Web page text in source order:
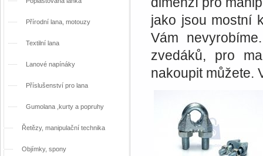
jako jsou mostní
Vám
zvedáků, pro
nakoupit můžete.
Přírodní lana, motouzy
Textilní lana
Lanové napínáky
Příslušenství pro lana
Gumolana ,kurty a popruhy
Řetězy, manipulační technika
Objímky, spony